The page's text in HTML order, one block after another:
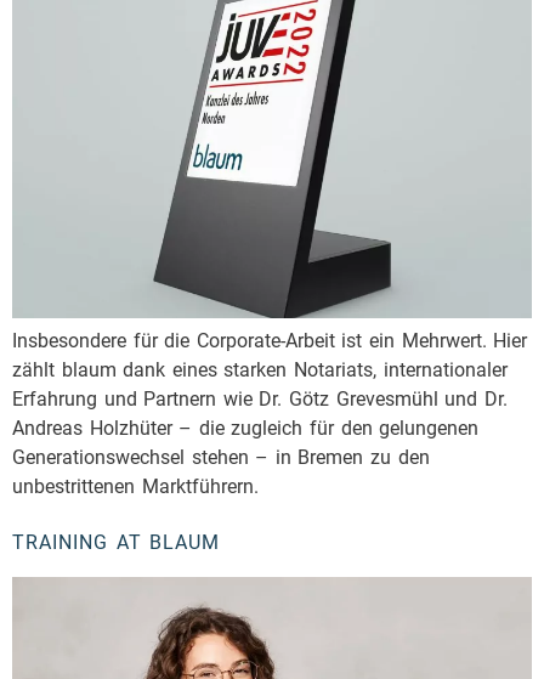
Insbesondere für die Corporate-Arbeit ist ein Mehrwert. Hier
zählt blaum dank eines starken Notariats, internationaler
Erfahrung und Partnern wie Dr. Götz Grevesmühl und Dr.
Andreas Holzhüter – die zugleich für den gelungenen
Generationswechsel stehen – in Bremen zu den
unbestrittenen Marktführern.
TRAINING AT BLAUM